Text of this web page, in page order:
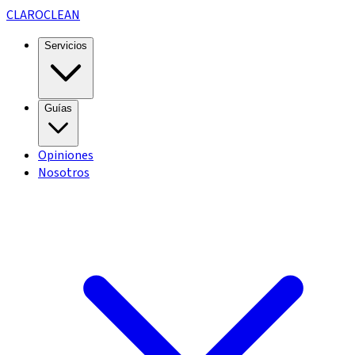
CLAROCLEAN
Servicios
Guías
Opiniones
Nosotros